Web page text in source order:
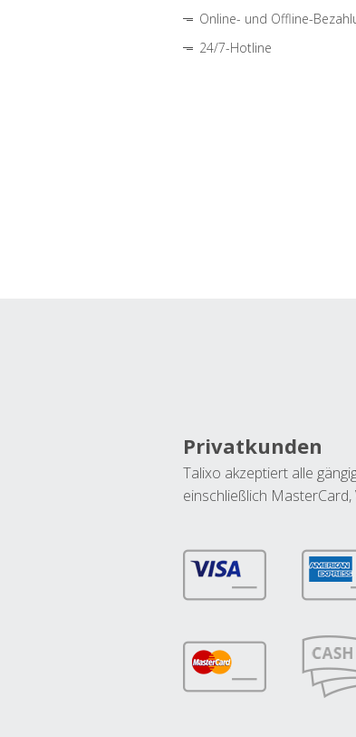
Online- und Offline-
24/7-Hotline
Privatkunden
Talixo akzeptiert alle
einschließlich